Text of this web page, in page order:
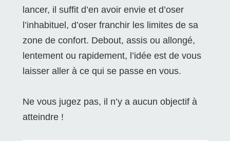
lancer, il suffit d’en avoir envie et d’oser
l’inhabituel, d’oser franchir les limites de sa
zone de confort. Debout, assis ou allongé,
lentement ou rapidement, l’idée est de vous
laisser aller à ce qui se passe en vous.
Ne vous jugez pas, il n’y a aucun objectif à
atteindre !